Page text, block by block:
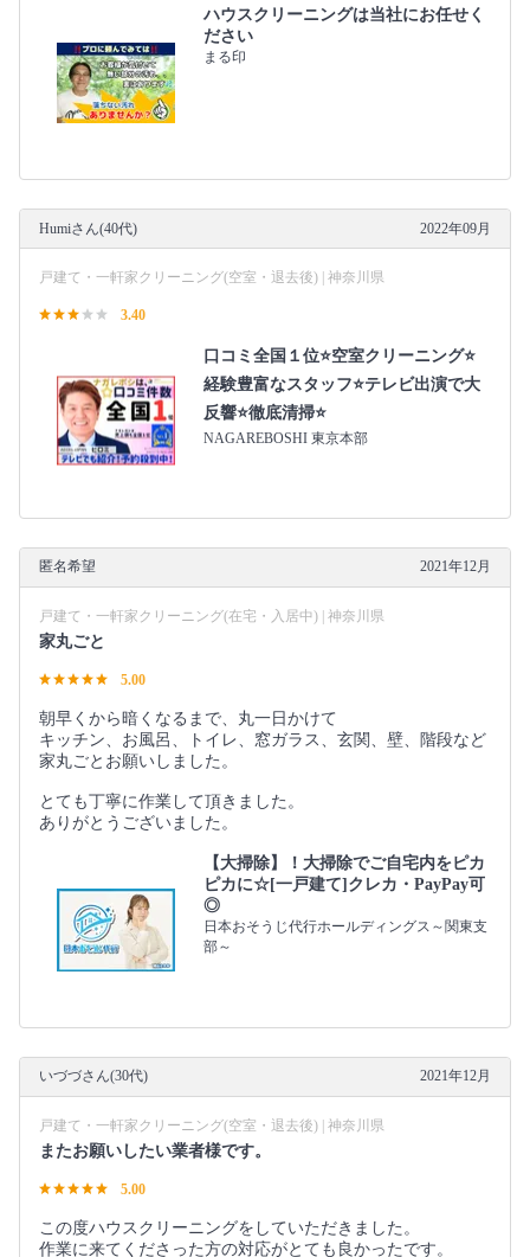
ハウスクリーニングは当社にお任せく
ださい
まる印
Humiさん(40代) 2022年09月
戸建て・一軒家クリーニング(空室・退去後) | 神奈川県
3.40
口コミ全国１位⭐空室クリーニング⭐
経験豊富なスタッフ⭐テレビ出演で大
反響⭐徹底清掃⭐
NAGAREBOSHI 東京本部
匿名希望 2021年12月
戸建て・一軒家クリーニング(在宅・入居中) | 神奈川県
家丸ごと
5.00
朝早くから暗くなるまで、丸一日かけて
キッチン、お風呂、トイレ、窓ガラス、玄関、壁、階段など
家丸ごとお願いしました。
とても丁寧に作業して頂きました。
ありがとうございました。
【大掃除】！大掃除でご自宅内をピカ
ピカに☆[一戸建て]クレカ・PayPay可
◎
日本おそうじ代行ホールディングス～関東支
部～
いづづさん(30代) 2021年12月
戸建て・一軒家クリーニング(空室・退去後) | 神奈川県
またお願いしたい業者様です。
5.00
この度ハウスクリーニングをしていただきました。
作業に来てくださった方の対応がとても良かったです。